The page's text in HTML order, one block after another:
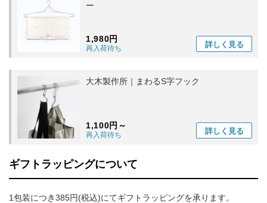
ー
1,980円
再入荷待ち 詳しく 見る
大木製作所｜まわるS字フック
1,100円～
再入荷待ち 詳しく 見る
ギフトラッピングについて
1包装につき385円(税込)にてギフトラッピングを承ります。